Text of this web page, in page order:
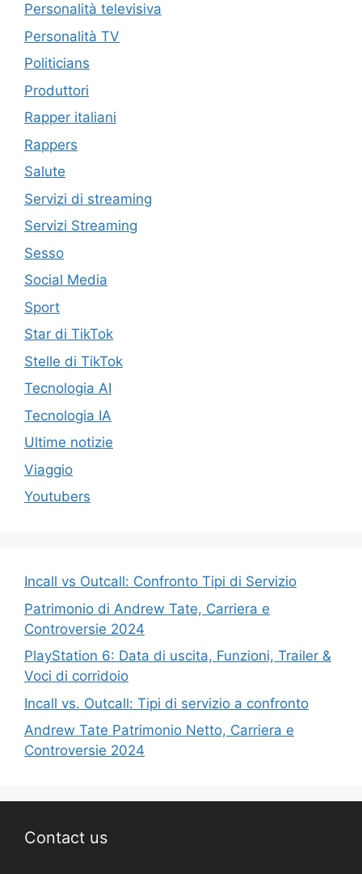
Personalità televisiva
Personalità TV
Politicians
Produttori
Rapper italiani
Rappers
Salute
Servizi di streaming
Servizi Streaming
Sesso
Social Media
Sport
Star di TikTok
Stelle di TikTok
Tecnologia AI
Tecnologia IA
Ultime notizie
Viaggio
Youtubers
Incall vs Outcall: Confronto Tipi di Servizio
Patrimonio di Andrew Tate, Carriera e
Controversie 2024
PlayStation 6: Data di uscita, Funzioni, Trailer &
Voci di corridoio
Incall vs. Outcall: Tipi di servizio a confronto
Andrew Tate Patrimonio Netto, Carriera e
Controversie 2024
Contact us